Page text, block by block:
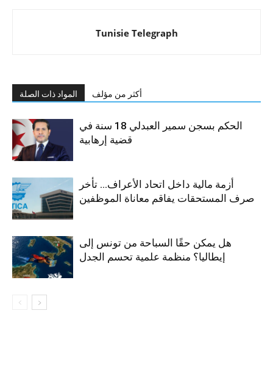
Tunisie Telegraph
المواد ذات الصلة أكثر من مؤلف
الحكم بسجن سمير العبدلي 18 سنة في
قضية إرهابية
أزمة مالية داخل اتحاد الأعراف… تأخر
صرف المستحقات يفاقم معاناة الموظفين
هل يمكن حقًا السباحة من تونس إلى
إيطاليا؟ منظمة علمية تحسم الجدل